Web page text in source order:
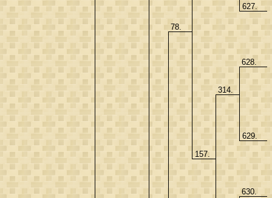
78.
627.
157.
314.
628.
629.
630.